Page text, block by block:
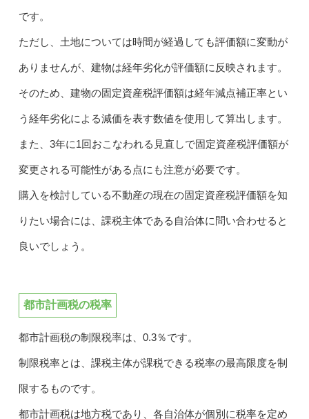
です。
ただし、土地については時間が経過しても評価額に変動が
ありませんが、建物は経年劣化が評価額に反映されます。
そのため、建物の固定資産税評価額は経年減点補正率とい
う経年劣化による減価を表す数値を使用して算出します。
また、3年に1回おこなわれる見直しで固定資産税評価額が
変更される可能性がある点にも注意が必要です。
購入を検討している不動産の現在の固定資産税評価額を知
りたい場合には、課税主体である自治体に問い合わせると
良いでしょう。
都市計画税の税率
都市計画税の制限税率は、0.3％です。
制限税率とは、課税主体が課税できる税率の最高限度を制
限するものです。
都市計画税は地方税であり、各自治体が個別に税率を定め